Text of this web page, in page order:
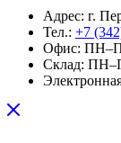
Адрес: г.
Тел.: +7
Офис:
Склад: